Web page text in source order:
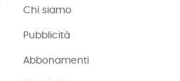
Chi siamo
Pubblicità
Abbonamenti